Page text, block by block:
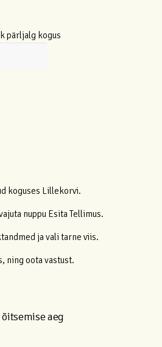
pärljalg kogus
koguses Lillekorvi.
nuppu Esita Tellimus.
ja vali tarne viis.
ning oota vastust.
aeg